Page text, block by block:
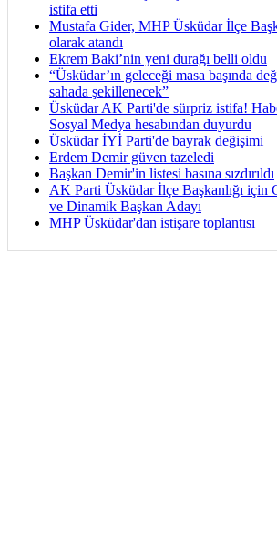
istifa etti
Mustafa Gider, MHP Üsküdar İlçe
olarak atandı
Ekrem Baki’nin yeni durağı belli oldu
“Üsküdar’ın geleceği masa başında
sahada şekillenecek”
Üsküdar AK Parti'de sürpriz istifa!
Sosyal Medya hesabından duyurdu
Üsküdar İYİ Parti'de bayrak değişimi
Erdem Demir güven tazeledi
Başkan Demir'in listesi basına sızdırıldı
AK Parti Üsküdar İlçe Başkanlığı için
ve Dinamik Başkan Adayı
MHP Üsküdar'dan istişare toplantısı